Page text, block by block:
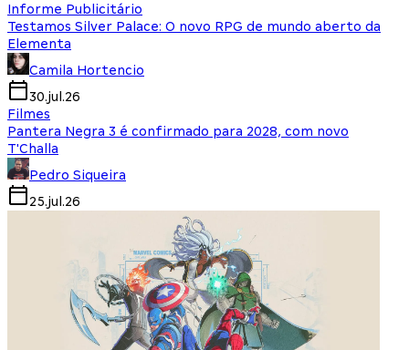
Informe Publicitário
Testamos Silver Palace: O novo RPG de mundo aberto da
Elementa
Camila Hortencio
30.jul.26
Filmes
Pantera Negra 3 é confirmado para 2028, com novo
T'Challa
Pedro Siqueira
25.jul.26